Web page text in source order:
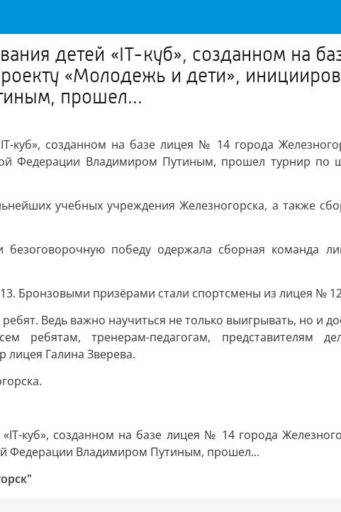
детей «IT-куб», созданном на
«Молодежь и дети»,
прошел...
куб», созданном на базе лицея № 14 города
Федерации Владимиром Путиным, прошел турнир по
учебных учреждения Железногорска, а также
безоговорочную победу одержала сборная команда
Бронзовыми призёрами стали спортсмены из лицея №
ребят. Ведь важно научиться не только выигрывать, но
ребятам, тренерам-педагогам, представителям
Галина Зверева.